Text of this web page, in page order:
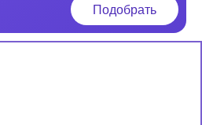
Подобрать